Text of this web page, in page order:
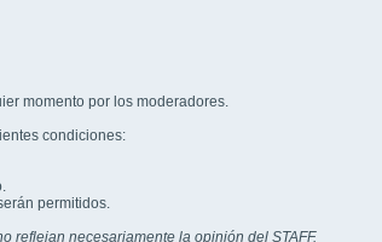
momento por los moderadores.
condiciones:
permitidos.
reflejan necesariamente la opinión del STAFF.